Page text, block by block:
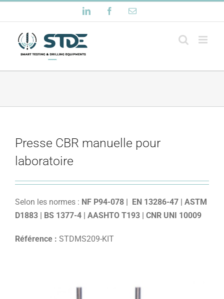
au
contenu
LinkedIn FacebookEmail
Presse CBR manuelle pour
laboratoire
Selon les normes : NF P94-078 | EN 13286-47 | ASTM
D1883 | BS 1377-4 | AASHTO T193 | CNR UNI 10009
Référence : STDMS209-KIT